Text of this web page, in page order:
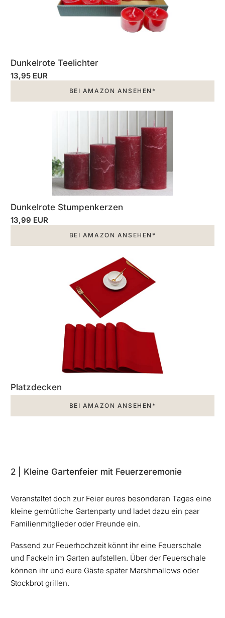
Dunkelrote Teelichter
13,95 EUR
BEI AMAZON ANSEHEN*
Dunkelrote Stumpenkerzen
13,99 EUR
BEI AMAZON ANSEHEN*
Platzdecken
BEI AMAZON ANSEHEN*
2 | Kleine Gartenfeier mit Feuerzeremonie
Veranstaltet doch zur Feier eures besonderen Tages eine
kleine gemütliche Gartenparty und ladet dazu ein paar
Familienmitglieder oder Freunde ein.
Passend zur Feuerhochzeit könnt ihr eine Feuerschale
und Fackeln im Garten aufstellen. Über der Feuerschale
können ihr und eure Gäste später Marshmallows oder
Stockbrot grillen.